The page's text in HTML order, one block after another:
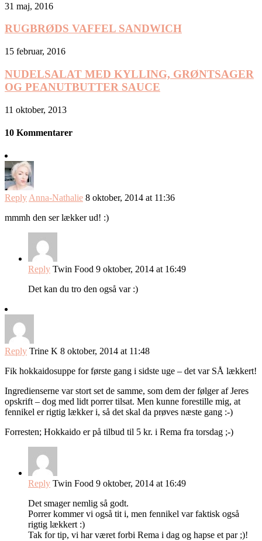
31 maj, 2016
RUGBRØDS VAFFEL SANDWICH
15 februar, 2016
NUDELSALAT MED KYLLING, GRØNTSAGER
OG PEANUTBUTTER SAUCE
11 oktober, 2013
10 Kommentarer
Reply Anna-Nathalie 8 oktober, 2014 at 11:36
mmmh den ser lækker ud! :)
Reply Twin Food 9 oktober, 2014 at 16:49
Det kan du tro den også var :)
Reply Trine K 8 oktober, 2014 at 11:48
Fik hokkaidosuppe for første gang i sidste uge – det var SÅ lækkert!
Ingredienserne var stort set de samme, som dem der følger af Jeres
opskrift – dog med lidt porrer tilsat. Men kunne forestille mig, at
fennikel er rigtig lækker i, så det skal da prøves næste gang :-)
Forresten; Hokkaido er på tilbud til 5 kr. i Rema fra torsdag ;-)
Reply Twin Food 9 oktober, 2014 at 16:49
Det smager nemlig så godt.
Porrer kommer vi også tit i, men fennikel var faktisk også
rigtig lækkert :)
Tak for tip, vi har været forbi Rema i dag og hapse et par ;)!